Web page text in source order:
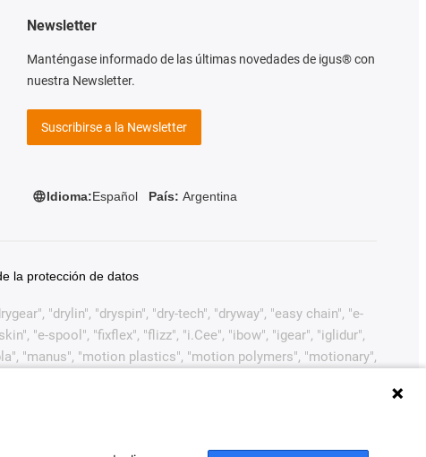
Newsletter
Manténgase informado de las últimas novedades de igus® con
nuestra Newsletter.
Suscribirse a la Newsletter
Idioma:Español País: Argentina
la protección de datos
"drylin", "dryspin", "dry-tech", "dryway", "easy chain", "e-
"e-spool", "fixflex", "flizz", "i.Cee", "ibow", "igear", "iglidur",
"manus", "motion plastics", "motion polymers", "motionary",
de marcas comerciales (como solicitudes de marcas
Europea, EE.UU. y/u otros países o jurisdicciones.